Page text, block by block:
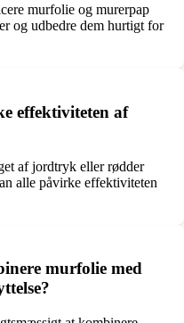
murfolie og murerpap
og udbedre dem hurtigt for
effektiviteten af
af jordtryk eller rødder
alle påvirke effektiviteten
murfolie med